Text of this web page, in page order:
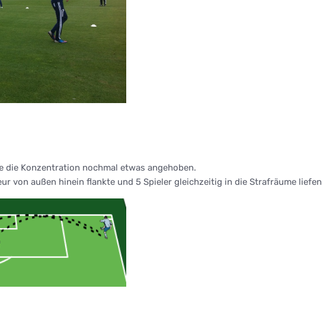
die Konzentration nochmal etwas angehoben.
von außen hinein flankte und 5 Spieler gleichzeitig in die Strafräume